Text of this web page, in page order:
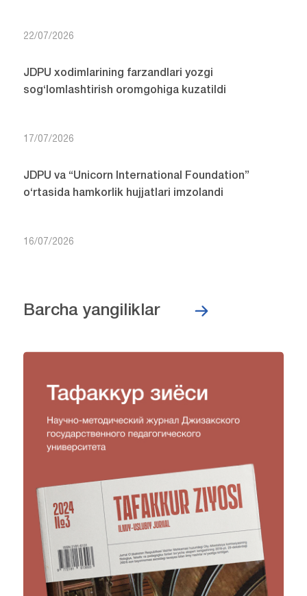
22/07/2026
JDPU xodimlarining farzandlari yozgi
sog‘lomlashtirish oromgohiga kuzatildi
17/07/2026
JDPU va “Unicorn International Foundation”
o‘rtasida hamkorlik hujjatlari imzolandi
16/07/2026
Barcha yangiliklar